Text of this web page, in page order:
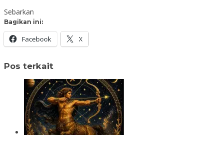
Sebarkan
Bagikan ini:
Facebook X
Pos terkait